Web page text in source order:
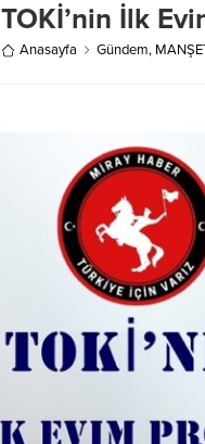
TOKİ’nin İlk
Anasayfa Gündem,